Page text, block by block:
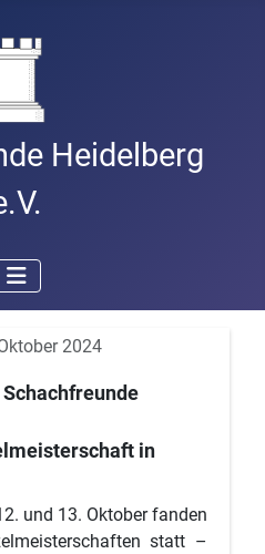
Heidelberg
2024
in
und 13. Oktober fanden
statt –